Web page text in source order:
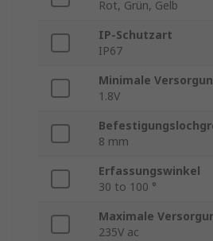
Rot, Grün, Gelb
IP-Schutzart
IP67
Minimale
1.8V
8 mm
Erfassungswinkel
30 to 100 °
Maximale
235V ac